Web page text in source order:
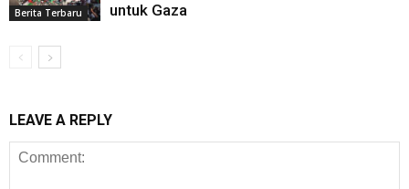
Berita Terbaru
untuk Gaza
LEAVE A REPLY